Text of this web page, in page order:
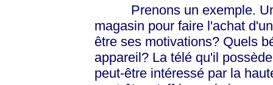
Prenons un exemple. Un
magasin pour faire l'achat
être ses motivations? Quels
appareil? La télé qu'il
peut-être intéressé par la